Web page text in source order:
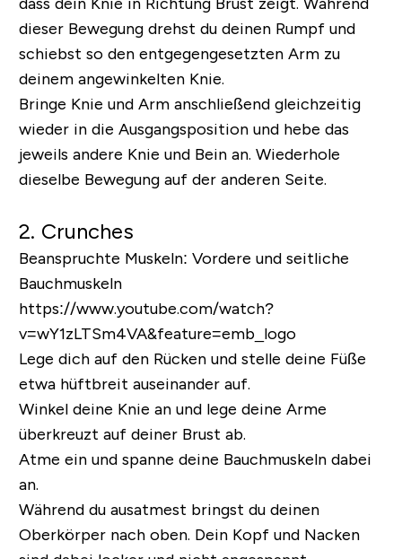
dass dein Knie in Richtung Brust zeigt. Während
dieser Bewegung drehst du deinen Rumpf und
schiebst so den entgegengesetzten Arm zu
deinem angewinkelten Knie.
Bringe Knie und Arm anschließend gleichzeitig
wieder in die Ausgangsposition und hebe das
jeweils andere Knie und Bein an. Wiederhole
dieselbe Bewegung auf der anderen Seite.
2. Crunches
Beanspruchte Muskeln: Vordere und seitliche
Bauchmuskeln
https://www.youtube.com/watch?
v=wY1zLTSm4VA&feature=emb_logo
Lege dich auf den Rücken und stelle deine Füße
etwa hüftbreit auseinander auf.
Winkel deine Knie an und lege deine Arme
überkreuzt auf deiner Brust ab.
Atme ein und spanne deine Bauchmuskeln dabei
an.
Während du ausatmest bringst du deinen
Oberkörper nach oben. Dein Kopf und Nacken